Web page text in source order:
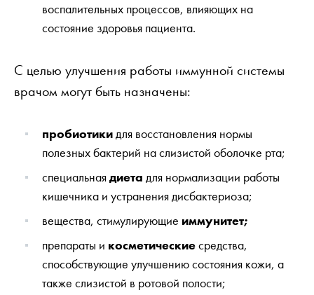
воспалительных процессов, влияющих на
состояние здоровья пациента.
С целью улучшения работы иммунной системы
врачом могут быть назначены:
пробиотикидля восстановления нормы
полезных бактерий на слизистой оболочке рта;
специальнаядиета для нормализации работы
кишечника и устранения дисбактериоза;
вещества, стимулирующие иммунитет;
препараты и косметическиесредства,
способствующие улучшению состояния кожи, а
также слизистой в ротовой полости;